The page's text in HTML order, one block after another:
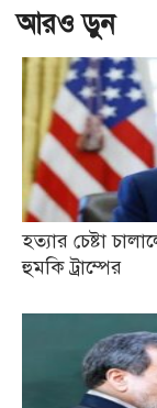
আরও ড়ুন
হত্যার চেষ্টা
হুমকি ট্রাম্পের